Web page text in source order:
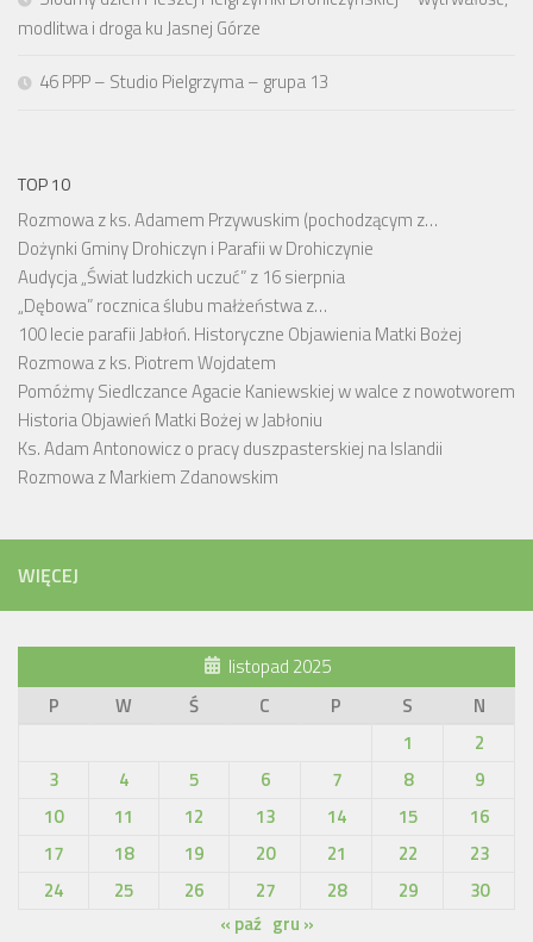
modlitwa i droga ku Jasnej Górze
46 PPP – Studio Pielgrzyma – grupa 13
TOP 10
Rozmowa z ks. Adamem Przywuskim (pochodzącym z…
Dożynki Gminy Drohiczyn i Parafii w Drohiczynie
Audycja „Świat ludzkich uczuć” z 16 sierpnia
„Dębowa” rocznica ślubu małżeństwa z…
100 lecie parafii Jabłoń. Historyczne Objawienia Matki Bożej
Rozmowa z ks. Piotrem Wojdatem
Pomóżmy Siedlczance Agacie Kaniewskiej w walce z nowotworem
Historia Objawień Matki Bożej w Jabłoniu
Ks. Adam Antonowicz o pracy duszpasterskiej na Islandii
Rozmowa z Markiem Zdanowskim
WIĘCEJ
listopad 2025
P
W Ś C P S
N
1
2
3
4 5 6 7 8
9
10
11 12 13 14 15
16
17
18 19 20 21 22
23
24
25 26 27 28 29
30
« paź gru »